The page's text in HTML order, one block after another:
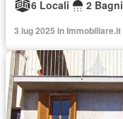
6 Locali 2 Bagni
3 lug 2025 in Immobiliare.it